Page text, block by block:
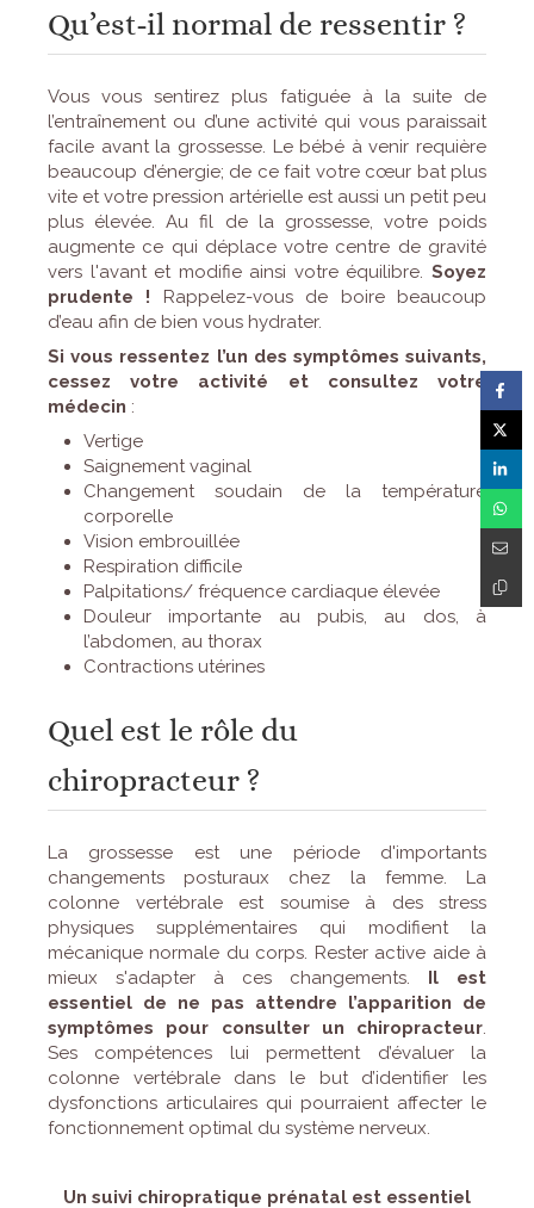
Qu’est-il normal de ressentir ?
Vous vous sentirez plus fatiguée à la suite de
l’entraînement ou d’une activité qui vous paraissait
facile avant la grossesse. Le bébé à venir requière
beaucoup d’énergie; de ce fait votre cœur bat plus
vite et votre pression artérielle est aussi un petit peu
plus élevée. Au fil de la grossesse, votre poids
augmente ce qui déplace votre centre de gravité
vers l'avant et modifie ainsi votre équilibre. Soyez
prudente ! Rappelez-vous de boire beaucoup
d’eau afin de bien vous hydrater.
Si vous ressentez l’un des symptômes suivants,
cessez votre activité et consultez votre
médecin :
Vertige
Saignement vaginal
Changement soudain de la température
corporelle
Vision embrouillée
Respiration difficile
Palpitations/ fréquence cardiaque élevée
Douleur importante au pubis, au dos, à
l’abdomen, au thorax
Contractions utérines
Quel est le rôle du
chiropracteur ?
La grossesse est une période d'importants
changements posturaux chez la femme. La
colonne vertébrale est soumise à des stress
physiques supplémentaires qui modifient la
mécanique normale du corps. Rester active aide à
mieux s'adapter à ces changements. Il est
essentiel de ne pas attendre l’apparition de
symptômes pour consulter un chiropracteur.
Ses compétences lui permettent d’évaluer la
colonne vertébrale dans le but d’identifier les
dysfonctions articulaires qui pourraient affecter le
fonctionnement optimal du système nerveux.
Un suivi chiropratique prénatal est essentiel